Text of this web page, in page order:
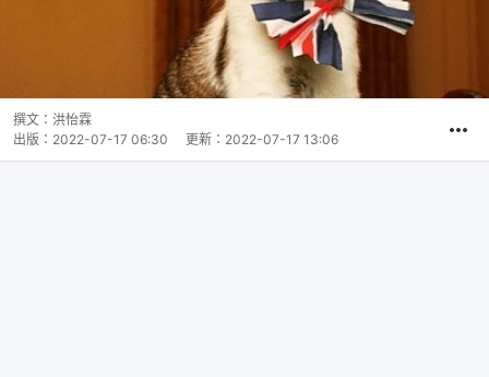
撰文： 洪怡霖
出版： 2022-07-17 06:30 更新： 2022-07-17 13:06